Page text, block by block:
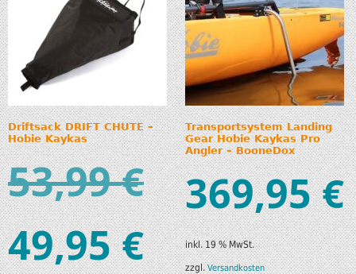
Driftsack DRIFT CHUTE –
Hobie Kaykas
53,99€
49,95€
Transportsystem Landing
Gear Hobie Kaykas Pro
Angler – BooneDox
369,95€
inkl. 19 % MwSt.
zzgl.Versandkosten